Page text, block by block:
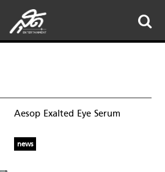
Aesop Exalted Eye Serum
news